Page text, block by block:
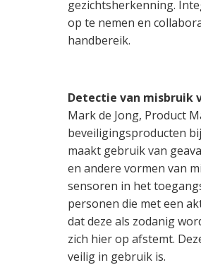
gezichtsherkenning.
op te nemen en
handbereik.
Detectie van misbruik
Mark de Jong, Product
beveiligingsproducten
maakt gebruik van
en andere vormen van
sensoren in het
personen die met een
dat deze als zodanig
zich hier op afstemt.
veilig in gebruik is.